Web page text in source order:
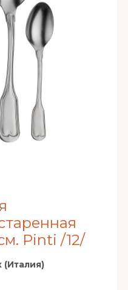
Pinti /12/
(Италия)